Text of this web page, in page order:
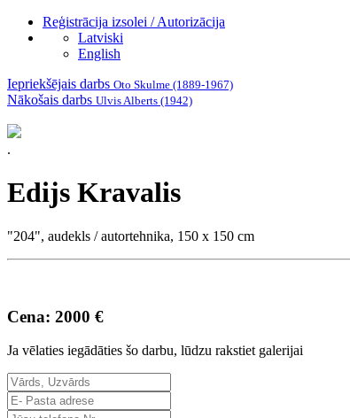
Reģistrācija izsolei / Autorizācija
Latviski
English
Iepriekšējais darbs Oto Skulme (1889-1967)
Nākošais darbs Ulvis Alberts (1942)
.
Edijs Kravalis
"204", audekls / autortehnika, 150 x 150 cm
Cena: 2000 €
Ja vēlaties iegādāties šo darbu, lūdzu rakstiet galerijai